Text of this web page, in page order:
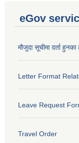
eGov
मौजुदा सूचीमा दर्ता
Letter Format
Leave Request
Travel Order